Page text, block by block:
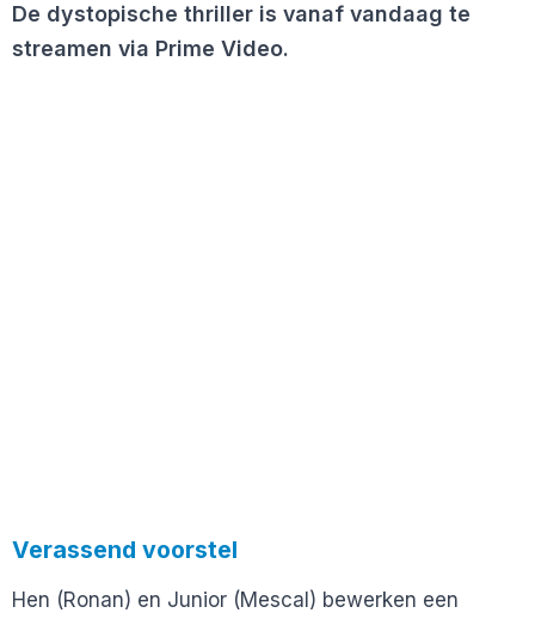
De dystopische thriller is vanaf vandaag te
streamen via Prime Video.
Verassend voorstel
Hen (Ronan) en Junior (Mescal) bewerken een